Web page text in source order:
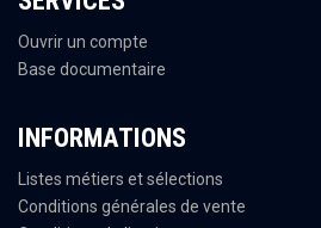
Ouvrir un compte
Base documentaire
INFORMATIONS
Listes métiers et sélections
Conditions générales de vente